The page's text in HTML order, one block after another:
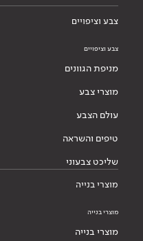
צבע וציפויים
צבע וציפויים
מניפת הגוונים
מוצרי צבע
עולם הצבע
טיפים והשראה
שליכט צבעוני
מוצרי בנייה
מוצרי בנייה
מוצרי בנייה